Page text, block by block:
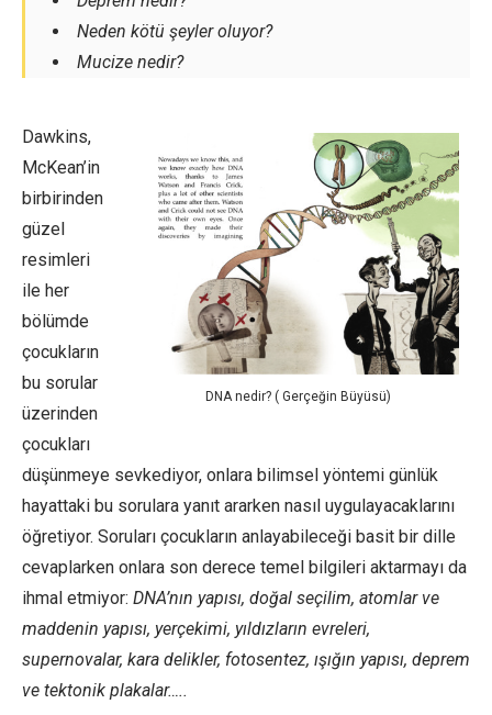
Neden kötü şeyler oluyor?
Mucize nedir?
DNA nedir? ( Gerçeğin Büyüsü)
Dawkins,
McKean’in
birbirinden
güzel
resimleri
ile her
bölümde
çocukların
bu sorular
üzerinden
çocukları
düşünmeye sevkediyor, onlara bilimsel yöntemi günlük
hayattaki bu sorulara yanıt ararken nasıl uygulayacaklarını
öğretiyor. Soruları çocukların anlayabileceği basit bir dille
cevaplarken onlara son derece temel bilgileri aktarmayı da
ihmal etmiyor: DNA’nın yapısı, doğal seçilim, atomlar ve
maddenin yapısı, yerçekimi, yıldızların evreleri,
supernovalar, kara delikler, fotosentez, ışığın yapısı, deprem
ve tektonik plakalar…..